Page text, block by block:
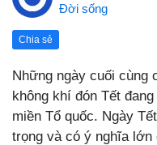
Đời sống
Chia sẻ
Những ngày cuối cùng
không khí đón Tết
miền Tổ quốc. Ngày
trọng và có ý nghĩa